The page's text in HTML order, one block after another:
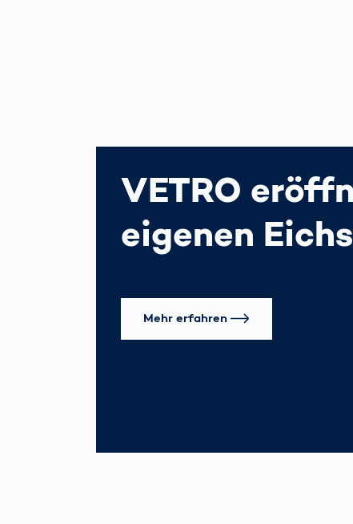
VETRO
eigenen
Mehr erfahren